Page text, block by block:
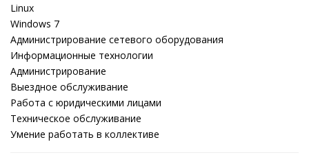
Linux
Windows 7
Администрирование сетевого оборудования
Информационные технологии
Администрирование
Выездное обслуживание
Работа с юридическими лицами
Техническое обслуживание
Умение работать в коллективе